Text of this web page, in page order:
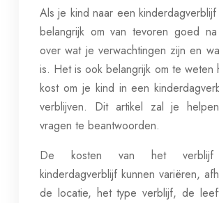
Als je kind naar een
belangrijk om van tevoren goed
over wat je verwachtingen zijn en
is. Het is ook belangrijk om te weten
kost om je kind in een
verblijven. Dit artikel zal je
vragen te beantwoorden.
De kosten van het
kinderdagverblijf kunnen variëren,
de locatie, het type verblijf, de